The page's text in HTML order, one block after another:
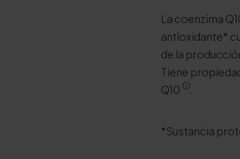
La coenzima
antioxidante*
de la
Tiene
Q10
.
*Sustancia